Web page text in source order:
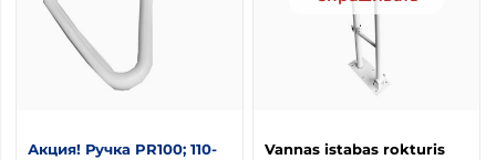
Акция! Ручка PR100; 110-
Vannas istabas rokturis